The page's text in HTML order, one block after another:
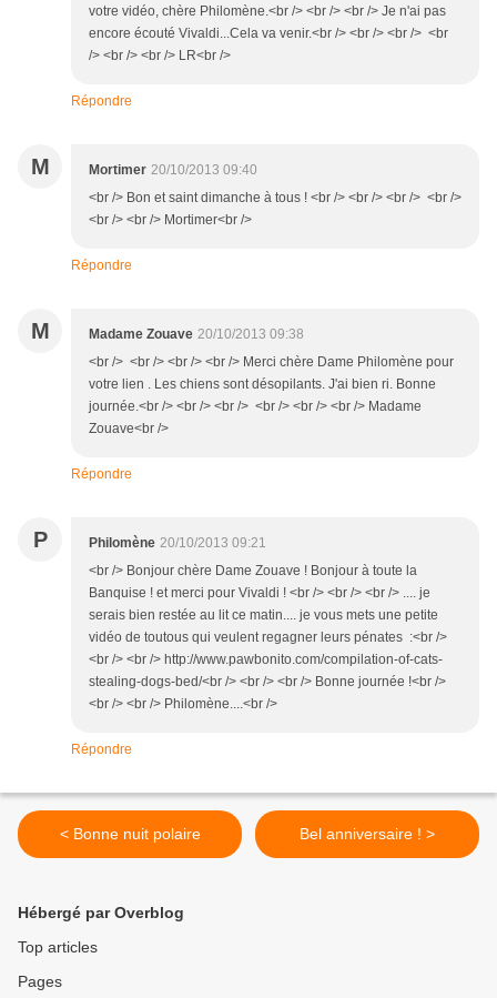
votre vidéo, chère Philomène.<br /> <br /> <br /> Je n'ai pas
encore écouté Vivaldi...Cela va venir.<br /> <br /> <br /> <br
/> <br /> <br /> LR<br />
Répondre
M Mortimer 20/10/2013 09:40
<br /> Bon et saint dimanche à tous ! <br /> <br /> <br /> <br />
<br /> <br /> Mortimer<br />
Répondre
M Madame Zouave 20/10/2013 09:38
<br /> <br /> <br /> <br /> Merci chère Dame Philomène pour
votre lien . Les chiens sont désopilants. J'ai bien ri. Bonne
journée.<br /> <br /> <br /> <br /> <br /> <br /> Madame
Zouave<br />
Répondre
P Philomène 20/10/2013 09:21
<br /> Bonjour chère Dame Zouave ! Bonjour à toute la
Banquise ! et merci pour Vivaldi ! <br /> <br /> <br /> .... je
serais bien restée au lit ce matin.... je vous mets une petite
vidéo de toutous qui veulent regagner leurs pénates :<br />
<br /> <br /> http://www.pawbonito.com/compilation-of-cats-
stealing-dogs-bed/<br /> <br /> <br /> Bonne journée !<br />
<br /> <br /> Philomène....<br />
Répondre
< Bonne nuit polaire Bel anniversaire ! >
Hébergé par Overblog
Top articles
Pages